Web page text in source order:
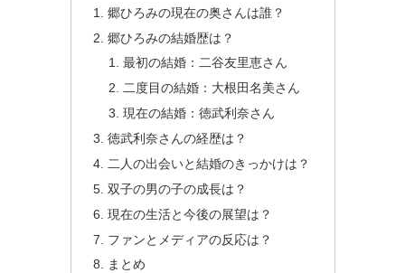
郷ひろみの現在の奥さんは誰？
郷ひろみの結婚歴は？
最初の結婚：二谷友里恵さん
二度目の結婚：大根田名美さん
現在の結婚：徳武利奈さん
徳武利奈さんの経歴は？
二人の出会いと結婚のきっかけは？
双子の男の子の成長は？
現在の生活と今後の展望は？
ファンとメディアの反応は？
まとめ